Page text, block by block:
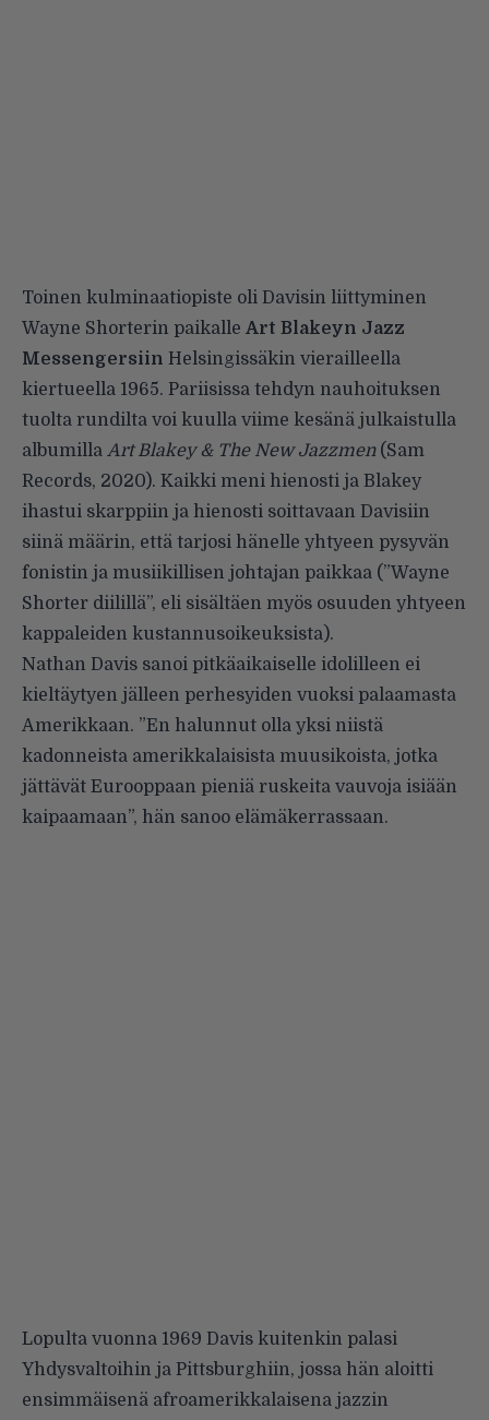
Toinen kulminaatiopiste oli Davisin liittyminen
Wayne Shorterin paikalle Art Blakeyn Jazz
Messengersiin Helsingissäkin vierailleella
kiertueella 1965. Pariisissa tehdyn nauhoituksen
tuolta rundilta voi kuulla viime kesänä julkaistulla
albumilla Art Blakey & The New Jazzmen(Sam
Records, 2020). Kaikki meni hienosti ja Blakey
ihastui skarppiin ja hienosti soittavaan Davisiin
siinä määrin, että tarjosi hänelle yhtyeen pysyvän
fonistin ja musiikillisen johtajan paikkaa (”Wayne
Shorter diilillä”, eli sisältäen myös osuuden yhtyeen
kappaleiden kustannusoikeuksista).
Nathan Davis sanoi pitkäaikaiselle idolilleen ei
kieltäytyen jälleen perhesyiden vuoksi palaamasta
Amerikkaan. ”En halunnut olla yksi niistä
kadonneista amerikkalaisista muusikoista, jotka
jättävät Eurooppaan pieniä ruskeita vauvoja isiään
kaipaamaan”, hän sanoo elämäkerrassaan.
Lopulta vuonna 1969 Davis kuitenkin palasi
Yhdysvaltoihin ja Pittsburghiin, jossa hän aloitti
ensimmäisenä afroamerikkalaisena jazzin